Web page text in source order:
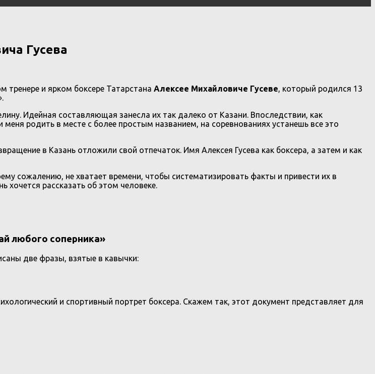
Гусева
тренере и ярком боксере Татарстана Алексее Михайловиче Гусеве, который родился 13
Идейная составляющая занесла их так далеко от Казани. Впоследствии, как
родить в месте с более простым названием, на соревнованиях устанешь все это
в Казань отложили свой отпечаток. Имя Алексея Гусева как боксера, а затем и как
сожалению, не хватает времени, чтобы систематизировать факты и привести их в
хочется рассказать об этом человеке.
любого соперника»
две фразы, взятые в кавычки:
и спортивный портрет боксера. Скажем так, этот документ представляет для